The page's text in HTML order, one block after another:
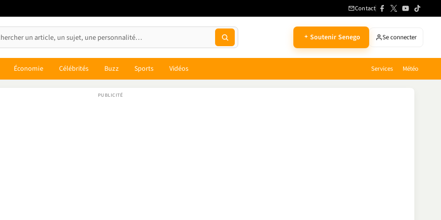
Contact
Soutenir Senego Se connecter
Économie Célébrités Buzz Sports Vidéos Services Météo